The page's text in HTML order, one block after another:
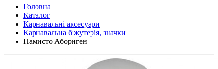
Головна
Каталог
Карнавальні аксесуари
Карнавальна біжутерія, значки
Намисто Абориген